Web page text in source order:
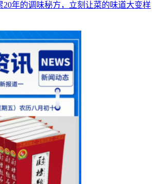
20年的调味秘方，立刻让菜的味道大变样